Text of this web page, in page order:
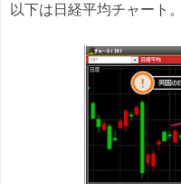
以下は日経平均チャート。